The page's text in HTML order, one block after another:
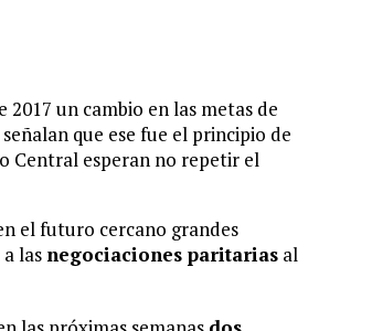
un cambio en las metas de
que ese fue el principio de
Central esperan no repetir el
el futuro cercano grandes
las negociaciones paritarias al